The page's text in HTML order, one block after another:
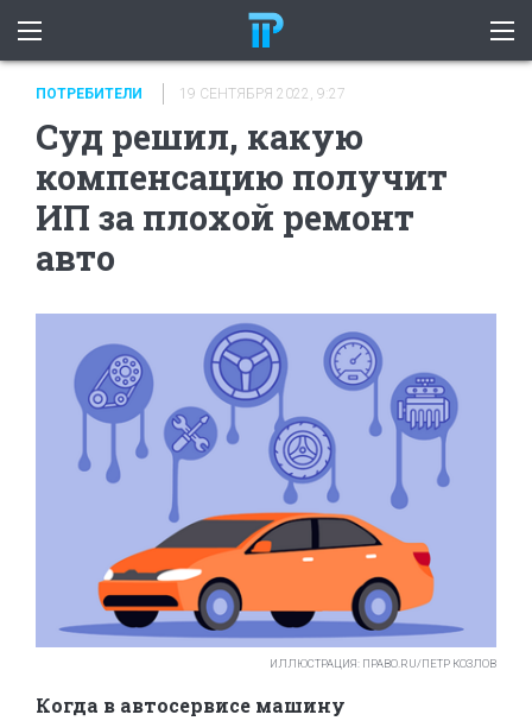
ПОТРЕБИТЕЛИ 19 СЕНТЯБРЯ 2022, 9:27
Суд решил, какую
компенсацию получит
ИП за плохой ремонт
авто
ИЛЛЮСТРАЦИЯ: ПРАВО.RU/ПЕТР КОЗЛОВ
Когда в автосервисе машину